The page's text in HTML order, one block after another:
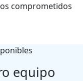
comprometidos
equipo